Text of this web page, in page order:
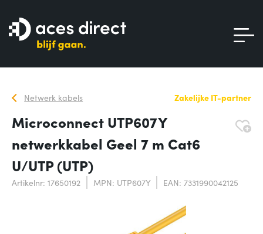
Netwerk kabels Zakelijke IT-partner
Microconnect UTP607Y
netwerkkabel Geel 7 m Cat6
U/UTP (UTP)
Artikelnr: 17650192 MPN: UTP607Y EAN: 7331990042125